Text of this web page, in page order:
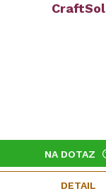
CraftSol
NA DOTAZ
DETAIL